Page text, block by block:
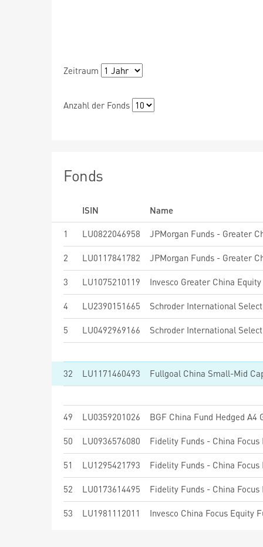
Zeitraum
Anzahl der Fonds
Fonds
ISIN
Name
1
LU0822046958
2 LU0117841782
3 LU1075210119
4 LU2390151665
5 LU0492969166
32 LU1171460493 Fullgoal China Small-Mid
49 LU0359201026 BGF China Fund Hedged A4
50 LU0936576080 Fidelity Funds - China Focus
51 LU1295421793 Fidelity Funds - China Focus
52 LU0173614495 Fidelity Funds - China Focus
53 LU1981112011